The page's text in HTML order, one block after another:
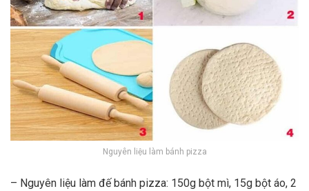
Nguyên liệu làm bánh pizza
– Nguyên liệu làm đế bánh pizza: 150g bột mì, 15g bột áo, 2